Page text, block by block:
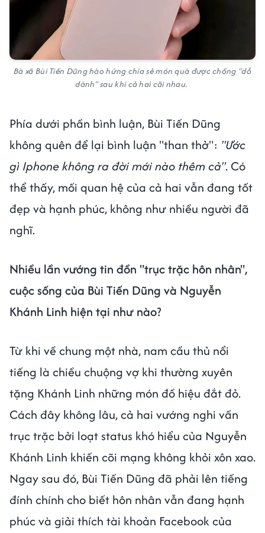
Bà xã Bùi Tiến Dũng hào hứng chia sẻ món quà được chồng "dỗ
dành" sau khi cả hai cãi nhau.
Phía dưới phần bình luận, Bùi Tiến Dũng
không quên để lại bình luận "than thở": "Ước
gì Iphone không ra đời mới nào thêm cả". Có
thể thấy, mối quan hệ của cả hai vẫn đang tốt
đẹp và hạnh phúc, không như nhiều người đã
nghĩ.
Nhiều lần vướng tin đồn "trục trặc hôn nhân",
cuộc sống của Bùi Tiến Dũng và Nguyễn
Khánh Linh hiện tại như nào?
Từ khi về chung một nhà, nam cầu thủ nổi
tiếng là chiều chuộng vợ khi thường xuyên
tặng Khánh Linh những món đồ hiệu đắt đỏ.
Cách đây không lâu, cả hai vướng nghi vấn
trục trặc bởi loạt status khó hiểu của Nguyễn
Khánh Linh khiến cõi mạng không khỏi xôn xao.
Ngay sau đó, Bùi Tiến Dũng đã phải lên tiếng
đính chính cho biết hôn nhân vẫn đang hạnh
phúc và giải thích tài khoản Facebook của